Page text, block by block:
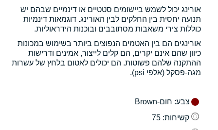
אורינג יכול לשמש ביישומים סטטיים או דינמיים שבהם יש
תנועה יחסית בין החלקים לבין האורינג. דוגמאות דינמיות
כוללות צירי משאבות מסתובבים ובוכנות הידראוליות.
אורינגים הם בין האטמים הנפוצים ביותר בשימוש במכונות
כיוון שהם אינם יקרים, הם קלים לייצור, אמינים ודרישות
ההתקנה שלהם פשוטות. הם יכולים לאטום בלחץ של עשרות
מגה-פסקל (אלפי psi).
צבע: חום-Brown
קשיחות: 75